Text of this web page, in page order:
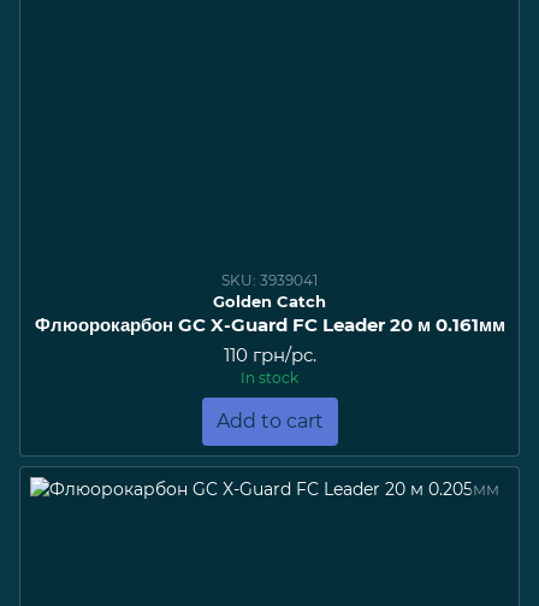
SKU: 3939041
Golden Catch
Флюорокарбон GC X-Guard FC Leader 20 м 0.161мм
110 грн/pc.
In stock
Add to cart